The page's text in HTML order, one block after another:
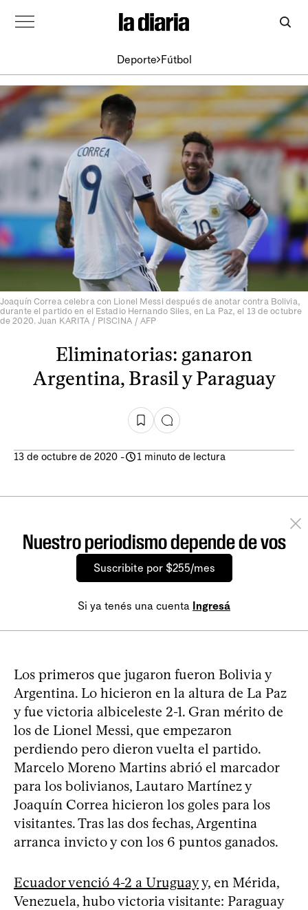
Deporte Fútbol
Joaquín Correa celebra con Lionel Messi después de anotar contra Bolivia,
durante el partido en el Estadio Hernando Siles, en La Paz, el 13 de octubre
de 2020. Juan KARITA / PISCINA / AFP
Eliminatorias: ganaron
Argentina, Brasil y Paraguay
13 de octubre de 2020 - 1 minuto de lectura
Nuestro periodismo depende de vos
Suscribite por $255/mes
Si ya tenés una cuenta Ingresá
Los primeros que jugaron fueron Bolivia y
Argentina. Lo hicieron en la altura de La Paz
y fue victoria albiceleste 2-1. Gran mérito de
los de Lionel Messi, que empezaron
perdiendo pero dieron vuelta el partido.
Marcelo Moreno Martins abrió el marcador
para los bolivianos, Lautaro Martínez y
Joaquín Correa hicieron los goles para los
visitantes. Tras las dos fechas, Argentina
arranca invicto y con los 6 puntos ganados.
Ecuador venció 4-2 a Uruguayy, en Mérida,
Venezuela, hubo victoria visitante: Paraguay